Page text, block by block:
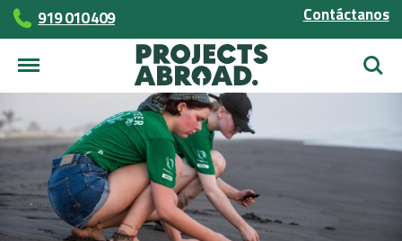
919 010 409 Contáctanos